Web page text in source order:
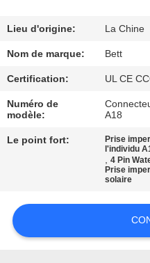
DE
QUALITÉ
PLAN
DU
SITE
POLICY
Lieu d'origine: La Chine
Nom de marque: Bett
Certification: UL CE
Numéro de
modèle:
A18
Le point fort:
Prise
l'individu
,4 Pin
Prise
solaire